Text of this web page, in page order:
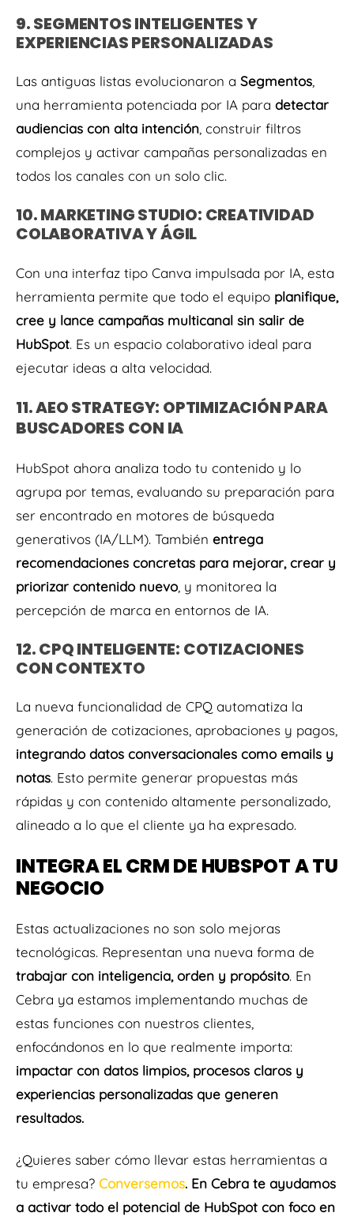
9. SEGMENTOS INTELIGENTES Y
EXPERIENCIAS PERSONALIZADAS
Las antiguas listas evolucionaron a Segmentos
una herramienta potenciada por IA para detectar
audiencias con alta intención , construir filtros
complejos y activar campañas personalizadas en
todos los canales con un solo clic.
10. MARKETING STUDIO: CREATIVIDAD
COLABORATIVA Y ÁGIL
Con una interfaz tipo Canva impulsada por IA, esta
herramienta permite que todo el equipo planifique,
cree y lance campañas multicanal sin salir de
HubSpot. Es un espacio colaborativo ideal para
ejecutar ideas a alta velocidad.
11. AEO STRATEGY: OPTIMIZACIÓN PARA
BUSCADORES CON IA
HubSpot ahora analiza todo tu contenido y lo
agrupa por temas, evaluando su preparación para
ser encontrado en motores de búsqueda
generativos (IA/LLM). También entrega
recomendaciones concretas para mejorar, crear y
priorizar contenido nuevo , y monitorea la
percepción de marca en entornos de IA.
12. CPQ INTELIGENTE: COTIZACIONES
CON CONTEXTO
La nueva funcionalidad de CPQ automatiza la
generación de cotizaciones, aprobaciones y pagos,
integrando datos conversacionales como emails y
notas. Esto permite generar propuestas más
rápidas y con contenido altamente personalizado,
alineado a lo que el cliente ya ha expresado.
INTEGRA EL CRM DE HUBSPOT A TU
NEGOCIO
Estas actualizaciones no son solo mejoras
tecnológicas. Representan una nueva forma de
trabajar con inteligencia, orden y propósito. En
Cebra ya estamos implementando muchas de
estas funciones con nuestros clientes,
enfocándonos en lo que realmente importa:
impactar con datos limpios, procesos claros y
experiencias personalizadas que generen
resultados.
¿Quieres saber cómo llevar estas herramientas a
tu empresa? Conversemos. En Cebra te ayudamos
a activar todo el potencial de HubSpot con foco en